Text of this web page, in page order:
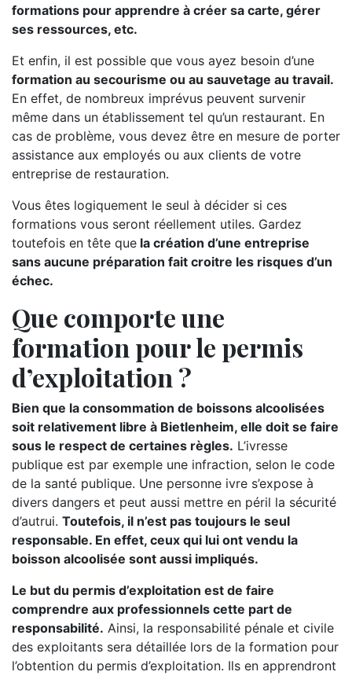
formations pour apprendre à créer sa carte, gérer
ses ressources, etc.
Et enfin, il est possible que vous ayez besoin d’une
formation au secourisme ou au sauvetage au travail.
En effet, de nombreux imprévus peuvent survenir
même dans un établissement tel qu’un restaurant. En
cas de problème, vous devez être en mesure de porter
assistance aux employés ou aux clients de votre
entreprise de restauration.
Vous êtes logiquement le seul à décider si ces
formations vous seront réellement utiles. Gardez
toutefois en tête que la création d’une entreprise
sans aucune préparation fait croitre les risques d’un
échec.
Que comporte une
formation pour le permis
d’exploitation ?
Bien que la consommation de boissons alcoolisées
soit relativement libre à Bietlenheim, elle doit se faire
sous le respect de certaines règles. L’ivresse
publique est par exemple une infraction, selon le code
de la santé publique. Une personne ivre s’expose à
divers dangers et peut aussi mettre en péril la sécurité
d’autrui. Toutefois, il n’est pas toujours le seul
responsable. En effet, ceux qui lui ont vendu la
boisson alcoolisée sont aussi impliqués.
Le but du permis d’exploitation est de faire
comprendre aux professionnels cette part de
responsabilité. Ainsi, la responsabilité pénale et civile
des exploitants sera détaillée lors de la formation pour
l’obtention du permis d’exploitation. Ils en apprendront